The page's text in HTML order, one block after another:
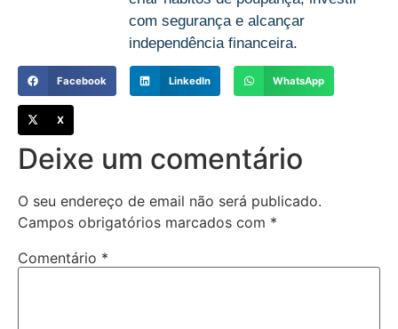
com segurança e alcançar
independência financeira.
Facebook LinkedIn WhatsApp
Deixe um comentário
O seu endereço de email não será publicado.
Campos obrigatórios marcados com *
Comentário *